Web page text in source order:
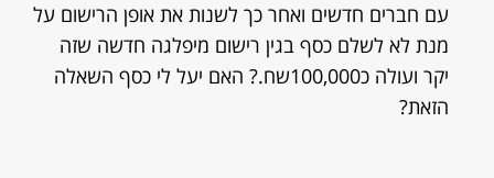
עם חברים חדשים ואחר כך לשנות את אופן הרישום על
מנת לא לשלם כסף בגין רישום מיפלגה חדשה שזה
יקר ועולה כ100,000שח.? האם יעל לי כסף השאלה
הזאת?